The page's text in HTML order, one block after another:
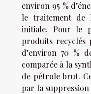
environ 95 %
le traitement de
initiale. Pour le
produits recyclés
d’environ 70 %
comparée à la
de pétrole brut.
par la